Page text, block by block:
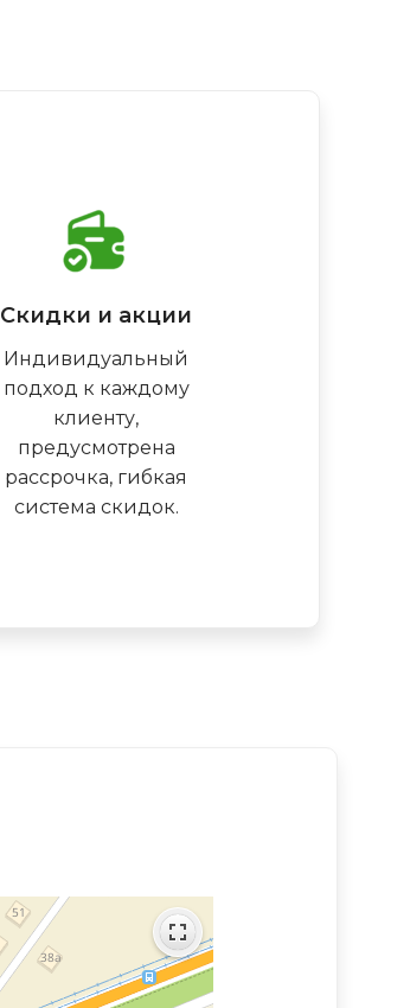
Скидки и акции
Индивидуальный
подход к каждому
клиенту,
предусмотрена
рассрочка, гибкая
система скидок.